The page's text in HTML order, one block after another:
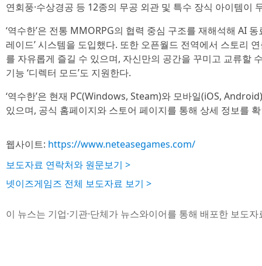
연회풍·수상경공 등 12종의 무공 외관 및 특수 장식 아이템이
‘역수한’은 전통 MMORPG의 협력 중심 구조를 재해석해 AI
레이드’ 시스템을 도입했다. 또한 오픈월드 전역에서 스토리
를 자유롭게 즐길 수 있으며, 자신만의 공간을 꾸미고 교류할
기능 ‘디렉터 모드’도 지원한다.
‘역수한’은 현재 PC(Windows, Steam)와 모바일(iOS,
있으며, 공식 홈페이지와 스토어 페이지를 통해 상세 정보를
웹사이트: https://www.neteasegames.com/
보도자료 연락처와 원문보기 >
넷이즈게임즈 전체 보도자료 보기 >
이 뉴스는 기업·기관·단체가 뉴스와이어를 통해 배포한 보도